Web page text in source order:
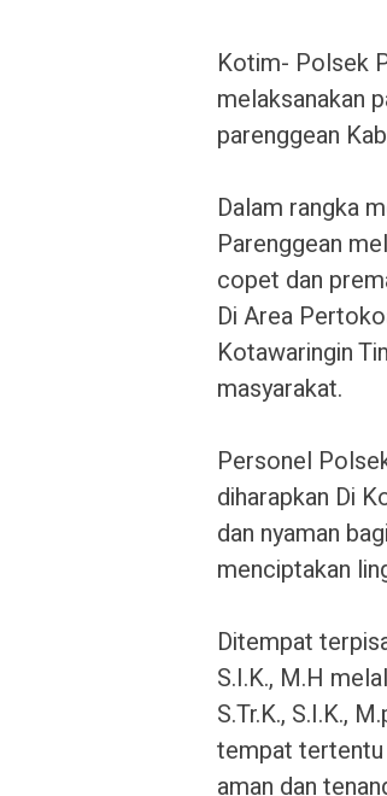
‎Kotim- Polsek
melaksanakan
parenggean
‎Dalam rangka
Parenggean
copet dan
Di Area
Kotawaringin
masyarakat.
‎Personel
diharapkan Di
dan nyaman
menciptakan
‎Ditempat
S.I.K., M.H
S.Tr.K., S.I.K.,
tempat tertentu
aman dan